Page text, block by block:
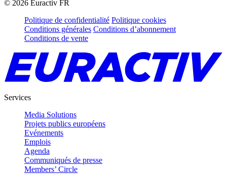
© 2026 Euractiv FR
Politique de confidentialité Politique cookies
Conditions générales Conditions d’abonnement
Conditions de vente
Services
Media Solutions
Projets publics européens
Evénements
Emplois
Agenda
Communiqués de presse
Members’ Circle